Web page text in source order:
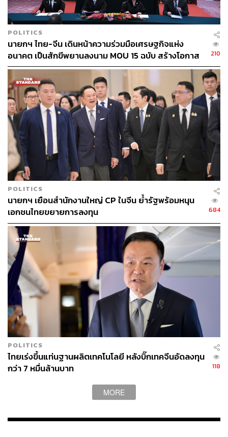
POLITICS
นายกฯ ไทย-จีน เดินหน้าความร่วมมือเศรษฐกิจแห่ง
อนาคต เป็นสักขีพยานลงนาม MOU 15 ฉบับ สร้างโอกาส
ใหม่ให้ประชาชนทั้งสองประเทศ
210
POLITICS
นายกฯ เยือนสำนักงานใหญ่ CP ในจีน ย้ำรัฐพร้อมหนุน
เอกชนไทยขยายการลงทุน
684
POLITICS
ไทยเร่งขึ้นแท่นฐานผลิตเทคโนโลยี หลังบิ๊กเทคจีนอัดลงทุน
กว่า 7 หมื่นล้านบาท
118
MORE